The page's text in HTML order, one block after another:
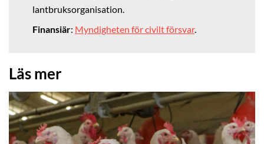
lantbruksorganisation.
Finansiär: Myndigheten för civilt försvar.
Läs mer